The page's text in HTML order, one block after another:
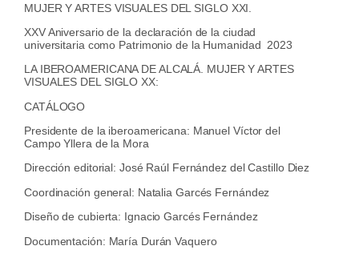
MUJER Y ARTES VISUALES DEL SIGLO XXI.
XXV Aniversario de la declaración de la ciudad
universitaria como Patrimonio de la Humanidad 2023
LA IBEROAMERICANA DE ALCALÁ. MUJER Y ARTES
VISUALES DEL SIGLO XX:
CATÁLOGO
Presidente de la iberoamericana: Manuel Víctor del
Campo Yllera de la Mora
Dirección editorial: José Raúl Fernández del Castillo Diez
Coordinación general: Natalia Garcés Fernández
Diseño de cubierta: Ignacio Garcés Fernández
Documentación: María Durán Vaquero